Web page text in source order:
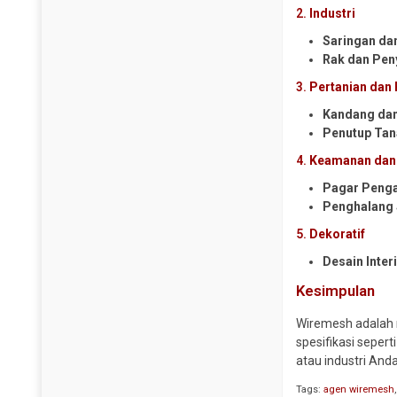
2. Industri
Saringan
Rak dan
3. Pertanian dan
Kandang
Penutup
4. Keamanan
Pagar
Penghalang
5. Dekoratif
Desain
Kesimpulan
Wiremesh
spesifikasi
atau industri Anda
Tags:agen wiremesh